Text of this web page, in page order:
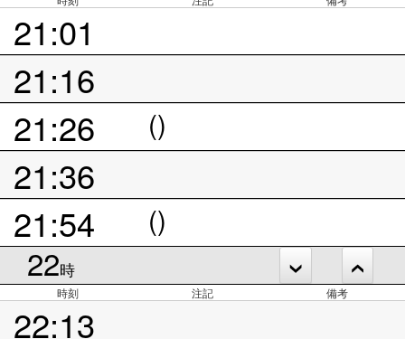
21:01
21:16
21:26
()
21:36
21:54
()
22時
時刻 注記 備考
22:13